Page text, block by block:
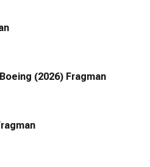
(2026) Fragman